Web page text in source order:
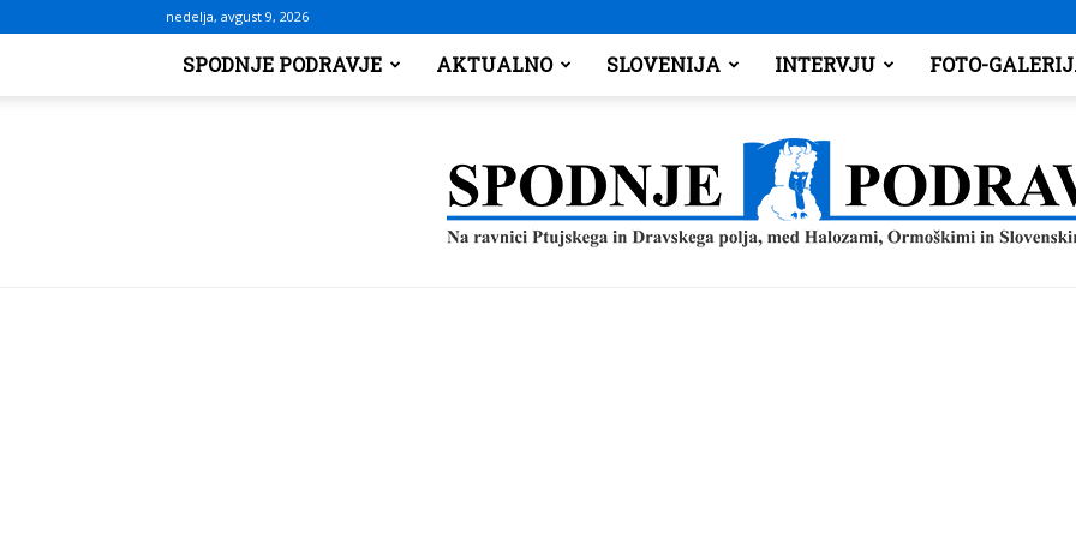
nedelja, avgust 9, 2026
SPODNJE PODRAVJE AKTUALNO SLOVENIJA INTERVJU FOTO-